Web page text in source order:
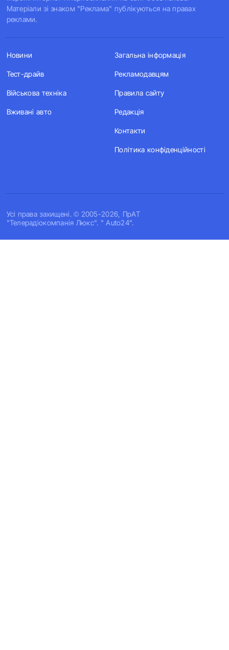
Матеріали зі знаком "Реклама" публікуються на правах
реклами.
Усi права захищенi. © 2005-2026, ПрАТ
"Телерадіокомпанія Люкс". " Auto24".
Новини
Тест-драйв
Військова техніка
Вживані авто
Загальна інформація
Рекламодавцям
Правила сайту
Редакція
Контакти
Політика конфіденційності